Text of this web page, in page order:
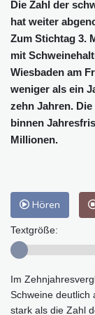
Die Zahl der
hat weiter
Zum Stichtag 3.
mit
Wiesbaden am
weniger als ein
zehn Jahren.
binnen
Millionen.
Hören
Textgröße:
Im
Schweine deutlich
stark als die Zahl